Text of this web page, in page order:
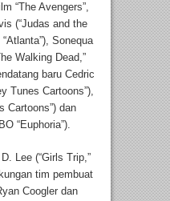
“The Avengers”,
(“Judas and the
Sonequa
Walking Dead,”
baru Cedric
Tunes Cartoons”),
Cartoons”) dan
“Euphoria”).
Lee (“Girls Trip,”
tim pembuat
Coogler dan